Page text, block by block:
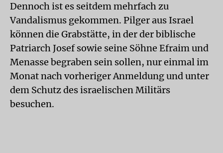
Dennoch ist es seitdem mehrfach zu
Vandalismus gekommen. Pilger aus Israel
können die Grabstätte, in der der biblische
Patriarch Josef sowie seine Söhne Efraim und
Menasse begraben sein sollen, nur einmal im
Monat nach vorheriger Anmeldung und unter
dem Schutz des israelischen Militärs
besuchen.